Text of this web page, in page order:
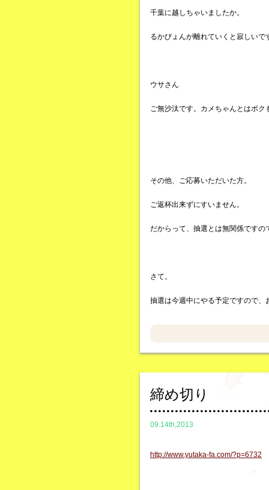
千葉に越しちゃいましたか。
るかぴょんが離れていくと寂しい
ウサさん
ご無沙汰です。カメちゃんとはボ
その他、ご応募いただいた方。
ご返杯出来ずにすいません。
だからって、抽選とは無関係ですの
さて。
抽選は今週中にやる予定ですので、
締め切り
09.14th,2013
http://www.yutaka-fa.com/?p=6732